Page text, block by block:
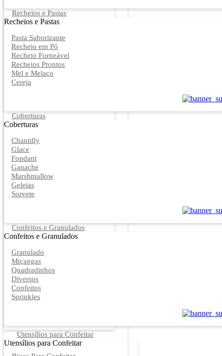
Recheios e Pastas
Recheios e Pastas
Pasta Saborizante
Recheio em Pó
Recheio Forneável
Recheios Prontos
Mel e Melaço
Cereja
Coberturas
Coberturas
Chantilly
Glace
Fondant
Ganache
Marshmallow
Geleias
Sorvete
Confeitos e Granulados
Confeitos e Granulados
Granulado
Miçangas
Quadradinhos
Diversos
Confeitos
Sprinkles
Utensílios para Confeitar
Utensílios para Confeitar